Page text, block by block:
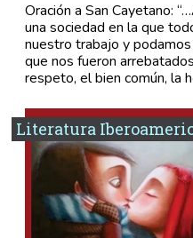
Oración a San Cayetano:
una sociedad en la que
nuestro trabajo y
que nos fueron
respeto, el bien común, la
Literatura